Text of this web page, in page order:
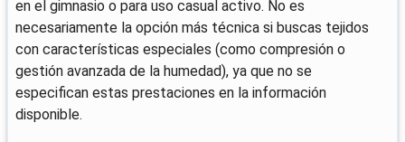
en el gimnasio o para uso casual activo. No es
necesariamente la opción más técnica si buscas tejidos
con características especiales (como compresión o
gestión avanzada de la humedad), ya que no se
especifican estas prestaciones en la información
disponible.